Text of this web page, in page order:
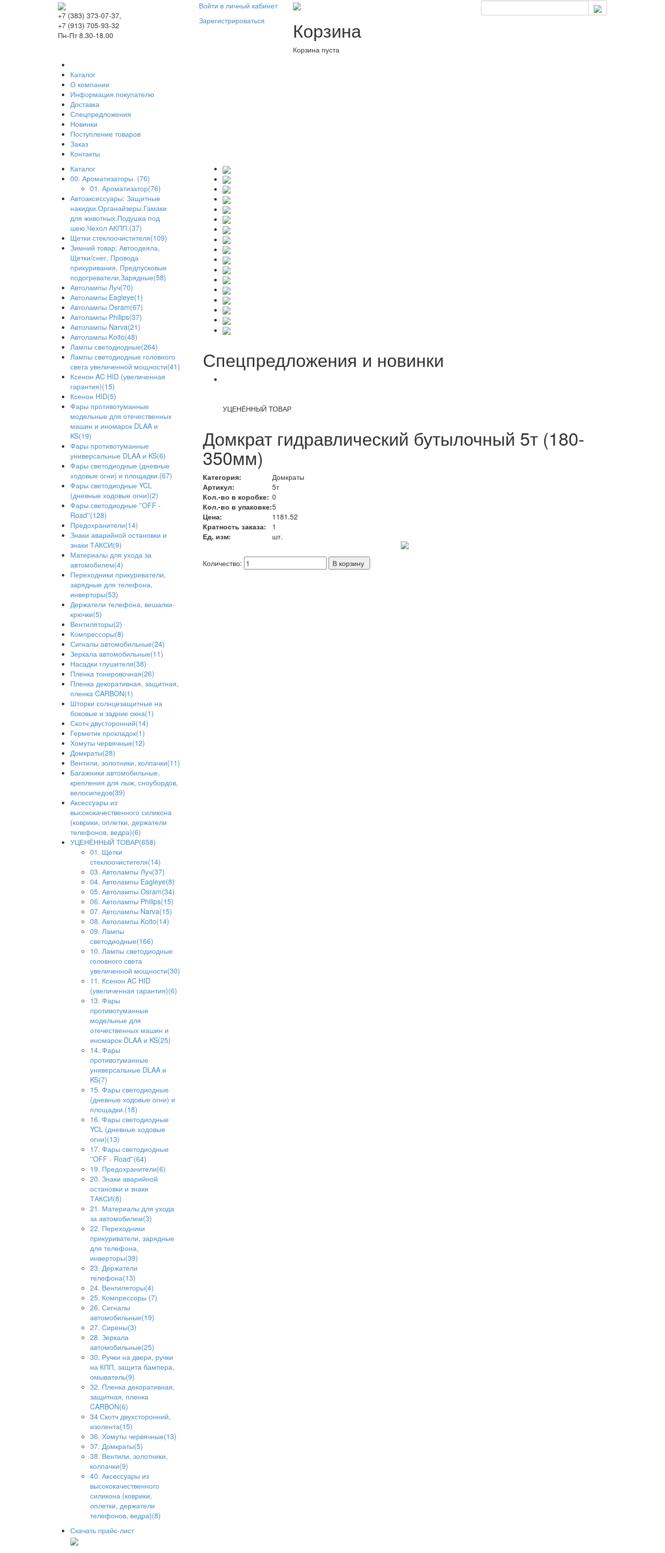
+7 (383) 373-07-37,
+7 (913) 705-93-32
Пн-Пт 8.30-18.00
Войти в личный кабинет
Зарегистрироваться
Корзина
Корзина пуста
Каталог
О компании
Информация покупателю
Доставка
Спецпредложения
Новинки
Поступление товаров
Заказ
Контакты
Каталог
00. Ароматизаторы. (76)
01. Ароматизатор(76)
Автоаксессуары: Защитные
накидки.Органайзеры.Гамаки
для животных.Подушка под
шею.Чехол АКПП.(37)
Щетки стеклоочистителя(109)
Зимний товар: Автоодеяла,
Щетки/снег, Провода
прикуривания, Предпусковые
подогреватели,Зарядные(58)
Автолампы Луч(70)
Автолампы Eagleye(1)
Автолампы Osram(67)
Автолампы Philips(37)
Автолампы Narva(21)
Автолампы Koito(48)
Лампы светодиодные(264)
Лампы светодиодные головного
света увеличенной мощности(41)
Ксенон AC HID (увеличенная
гарантия)(15)
Ксенон HID(5)
Фары противотуманные
модельные для отечественных
машин и иномарок DLAA и
KS(19)
Фары противотуманные
универсальные DLAA и KS(6)
Фары светодиодные (дневные
ходовые огни) и площадки.(67)
Фары светодиодные YCL
(дневные ходовые огни)(2)
Фары светодиодные ''OFF -
Road''(128)
Предохранители(14)
Знаки аварийной остановки и
знаки ТАКСИ(9)
Материалы для ухода за
автомобилем(4)
Переходники прикуриватели,
зарядные для телефона,
инверторы(53)
Держатели телефона, вешалки-
крючки(5)
Вентиляторы(2)
Компрессоры(8)
Сигналы автомобильные(24)
Зеркала автомобильные(11)
Насадки глушителя(38)
Пленка тонировочная(26)
Пленка декоративная, защитная,
пленка CARBON(1)
Шторки солнцезащитные на
боковые и задние окна(1)
Скотч двусторонний(14)
Герметик прокладок(1)
Хомуты червячные(12)
Домкраты(28)
Вентили, золотники, колпачки(11)
Багажники автомобильные,
крепления для лыж, сноубордов,
велосипедов(39)
Аксессуары из
высококачественного силикона
(коврики, оплетки, держатели
телефонов, ведра)(6)
УЦЕНЁННЫЙ ТОВАР(658)
01. Щетки
стеклоочистителя(14)
03. Автолампы Луч(37)
04. Автолампы Eagleye(8)
05. Автолампы Osram(34)
06. Автолампы Philips(15)
07. Автолампы Narva(15)
08. Автолампы Koito(14)
09. Лампы
светодиодные(166)
10. Лампы светодиодные
головного света
увеличенной мощности(30)
11. Ксенон AC HID
(увеличенная гарантия)(6)
13. Фары
противотуманные
модельные для
отечественных машин и
иномарок DLAA и KS(25)
14. Фары
противотуманные
универсальные DLAA и
KS(7)
15. Фары светодиодные
(дневные ходовые огни) и
площадки.(18)
16. Фары светодиодные
YCL (дневные ходовые
огни)(13)
17. Фары светодиодные
''OFF - Road''(64)
19. Предохранители(6)
20. Знаки аварийной
остановки и знаки
ТАКСИ(8)
21. Материалы для ухода
за автомобилем(3)
22. Переходники
прикуриватели, зарядные
для телефона,
инверторы(39)
23. Держатели
телефона(13)
24. Вентиляторы(4)
25. Компрессоры (7)
26. Сигналы
автомобильные(19)
27. Сирены(3)
28. Зеркала
автомобильные(25)
30. Ручки на двери, ручки
на КПП, защита бампера,
омыватель(9)
32. Пленка декоративная,
защитная, пленка
CARBON(6)
34 Скотч двухсторонний,
изолента(15)
36. Хомуты червячные(13)
37. Домкраты(5)
38. Вентили, золотники,
колпачки(9)
40. Аксессуары из
высококачественного
силикона (коврики,
оплетки, держатели
телефонов, ведра)(8)
Скачать прайс-лист
Спецпредложения и новинки
УЦЕНЁННЫЙ ТОВАР
Домкрат гидравлический бутылочный 5т (180-
350мм)
Категория:
Домкраты
Артикул:
5т
Кол.-во в коробке: 0
Кол.-во в упаковке:5
Цена:
1181.52
Кратность заказа:
1
Ед. изм:
шт.
Количество: